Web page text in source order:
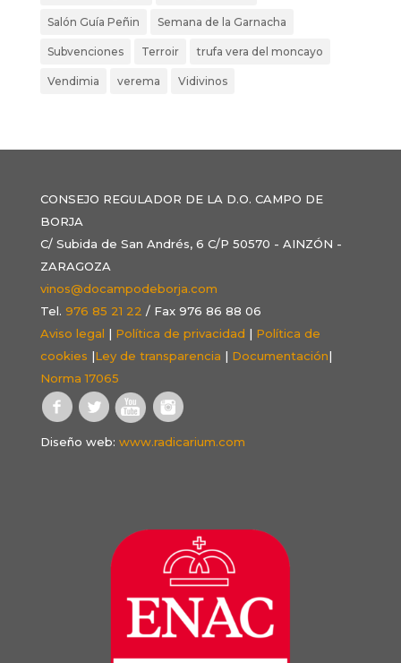
Salón Guía Peñin Semana de la Garnacha
Subvenciones Terroir trufa vera del moncayo
Vendimia verema Vidivinos
CONSEJO REGULADOR DE LA D.O. CAMPO DE
BORJA
C/ Subida de San Andrés, 6 C/P 50570 - AINZÓN -
ZARAGOZA
vinos@docampodeborja.com
Tel. 976 85 21 22 / Fax 976 86 88 06
Aviso legal | Política de privacidad | Política de
cookies |Ley de transparencia | Documentación|
Norma 17065
Diseño web: www.radicarium.com